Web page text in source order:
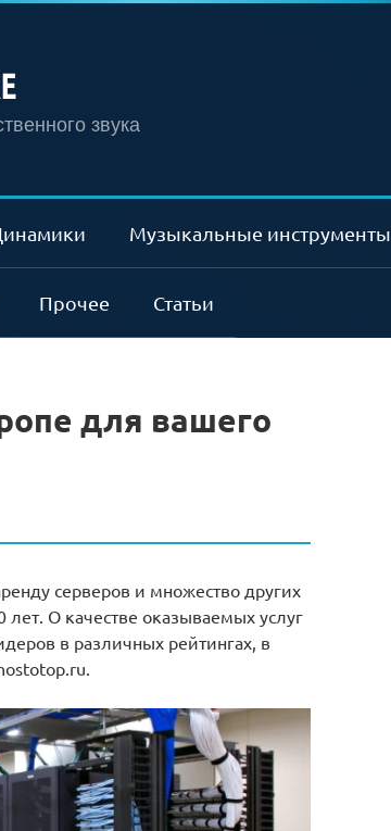
звука
Музыкальные инструменты
Прочее Статьи
для вашего
серверов и множество других
О качестве оказываемых услуг
в различных рейтингах, в